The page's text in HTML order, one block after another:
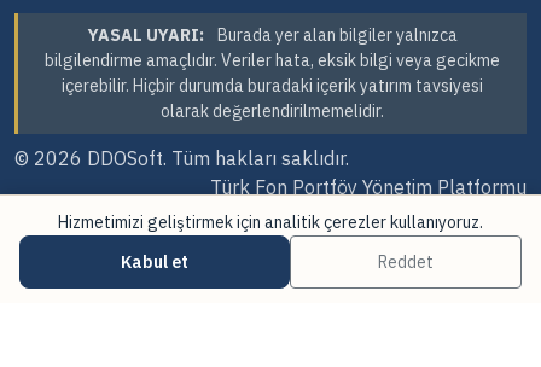
YASAL UYARI:
Burada yer alan bilgiler yalnızca
bilgilendirme amaçlıdır. Veriler hata, eksik bilgi veya gecikme
içerebilir. Hiçbir durumda buradaki içerik yatırım tavsiyesi
olarak değerlendirilmemelidir.
© 2026 DDOSoft. Tüm hakları saklıdır.
Türk Fon Portföy Yönetim Platformu
Sürüm Tarihi: 07.08.2026 23:41
Veri Kaynakları·
Hizmetimizi geliştirmek için analitik çerezler kullanıyoruz.
Kabul et
Reddet